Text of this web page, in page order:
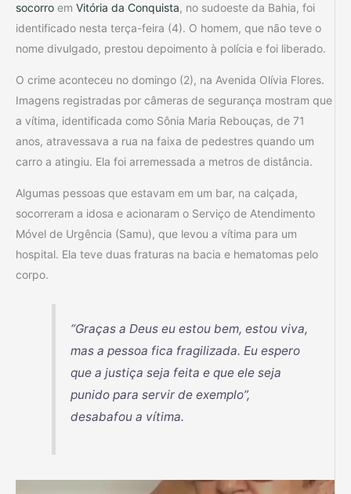
socorro em Vitória da Conquista, no sudoeste da Bahia, foi
identificado nesta terça-feira (4). O homem, que não teve o
nome divulgado, prestou depoimento à polícia e foi liberado.
O crime aconteceu no domingo (2), na Avenida Olívia Flores.
Imagens registradas por câmeras de segurança mostram que
a vítima, identificada como Sônia Maria Rebouças, de 71
anos, atravessava a rua na faixa de pedestres quando um
carro a atingiu. Ela foi arremessada a metros de distância.
Algumas pessoas que estavam em um bar, na calçada,
socorreram a idosa e acionaram o Serviço de Atendimento
Móvel de Urgência (Samu), que levou a vítima para um
hospital. Ela teve duas fraturas na bacia e hematomas pelo
corpo.
“Graças a Deus eu estou bem, estou viva,
mas a pessoa fica fragilizada. Eu espero
que a justiça seja feita e que ele seja
punido para servir de exemplo”,
desabafou a vítima.